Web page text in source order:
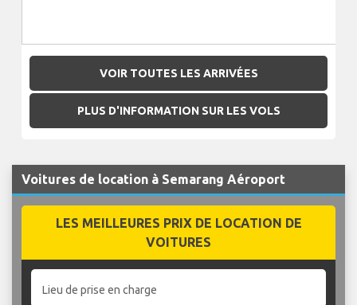
VOIR TOUTES LES ARRIVÉES
PLUS D'INFORMATION SUR LES VOLS
Voitures de location à Semarang Aéroport
LES MEILLEURES PRIX DE LOCATION DE
VOITURES
Lieu de prise en charge